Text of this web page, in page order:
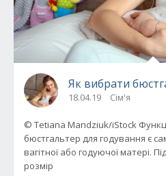
Як вибрати
18.04.19 Сім'я
© Tetiana Mandziuk/iStock
бюстгальтер для годування є
вагітної або годуючої матері.
розмір